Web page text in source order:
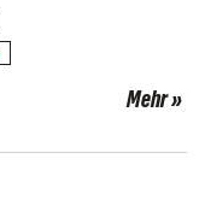
Mehr